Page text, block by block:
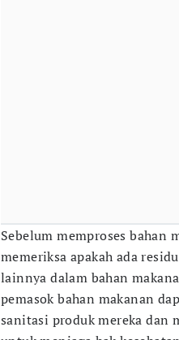
Sebelum memproses bahan
memeriksa apakah ada
lainnya dalam bahan
pemasok bahan makanan
sanitasi produk mereka dan